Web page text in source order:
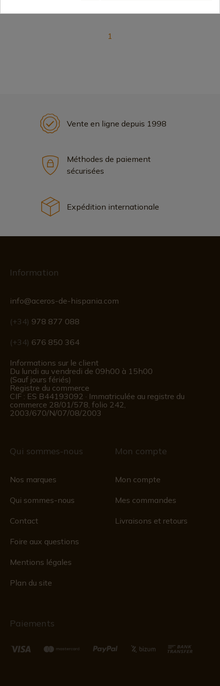
1
Vente en ligne depuis 1998
Méthodes de paiement
sécurisées
Expédition internationale
Information
info@aceros-de-hispania.com
(+34) 978 877 088
(+34) 676 850 364
Informations sur le client
Du lundi au vendredi de 09h00 à 15h00
(Sauf jours fériés)
Registre du commerce
CIF : ES B44193092 · Immatriculée au registre du
commerce 28/01/578, folio 242,
2003/670/N/07/08/2003
Qui sommes-nous
Nos marques
Qui sommes-nous
Contact
Foire aux questions
Mentions légales
Plan du site
Mon compte
Mon compte
Mes commandes
Livraisons et retours
Paiements